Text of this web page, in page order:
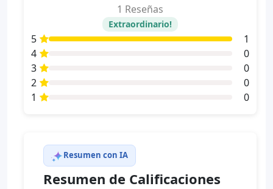
1 Reseñas
Extraordinario!
5
1
4
0
3
0
2
0
1
0
Resumen con IA
Resumen de Calificaciones